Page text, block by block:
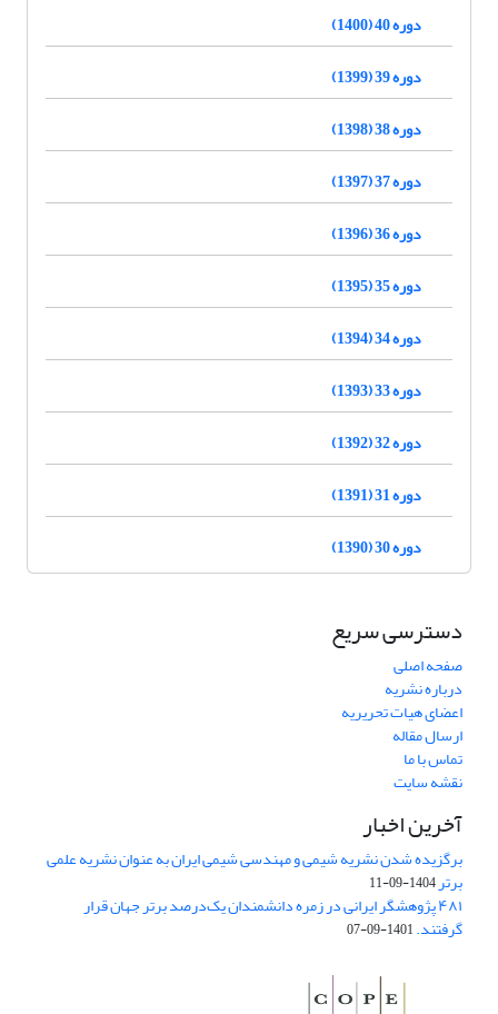
دوره 40 (1400)
دوره 39 (1399)
دوره 38 (1398)
دوره 37 (1397)
دوره 36 (1396)
دوره 35 (1395)
دوره 34 (1394)
دوره 33 (1393)
دوره 32 (1392)
دوره 31 (1391)
دوره 30 (1390)
دسترسی سریع
صفحه اصلی
درباره نشریه
اعضای هیات تحریریه
ارسال مقاله
تماس با ما
نقشه سایت
آخرین اخبار
برگزیده شدن نشریه شیمی و مهندسی شیمی ایران به عنوان نشریه علمی
برتر1404-09-11
۴۸۱ پژوهشگر ایرانی در زمره دانشمندان یک‌درصد برتر جهان قرار
گرفتند.1401-09-07